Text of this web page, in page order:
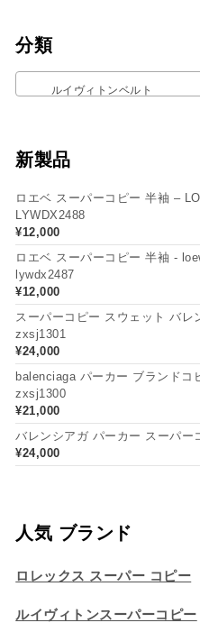
分類
ルイヴィトンベルト
新製品
ロエベ スーパーコピー 半袖 –
LYWDX2488
¥12,000
ロエベ スーパーコピー 半袖 -
lywdx2487
¥12,000
スーパーコピー スウェット バレ
zxsj1301
¥24,000
balenciaga パーカー ブランドコ
zxsj1300
¥21,000
バレンシアガ パーカー スーパ
¥24,000
人気 ブランド
ロレックス スーパー コピー
ルイヴィトンスーパーコピー